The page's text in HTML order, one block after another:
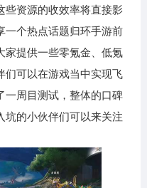
破解游戏
些资源的收效率将直接影
一个热点话题归环手游前
家提供一些零氪金、低氪
们可以在游戏当中实现飞
一周目测试，整体的口碑
坑的小伙伴们可以来关注